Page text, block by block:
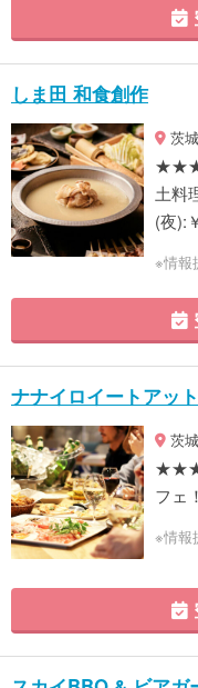
しま田 和食創作
茨
土料
(夜):
※情報
ナナイロイートアッ
茨
フェ
※情報